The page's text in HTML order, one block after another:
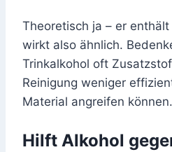
Theoretisch ja – er
wirkt also ähnlich.
Trinkalkohol oft
Reinigung weniger
Material angreifen können.
Hilft Alkohol